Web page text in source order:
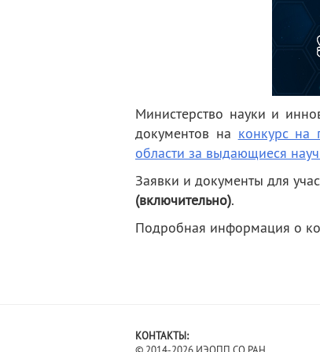
Министерство науки и
документов на конкурс на
области за выдающиеся
Заявки и документы для
(включительно).
Подробная информация о
КОНТАКТЫ: